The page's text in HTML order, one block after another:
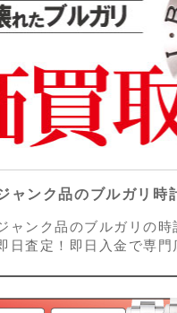
ャンク品のブルガリ時
ャンク品のブルガリの
日査定！即日入金で専門